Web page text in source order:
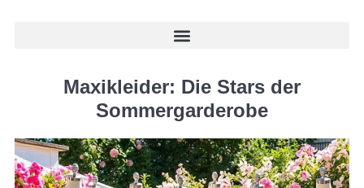
Maxikleider: Die Stars der
Sommergarderobe